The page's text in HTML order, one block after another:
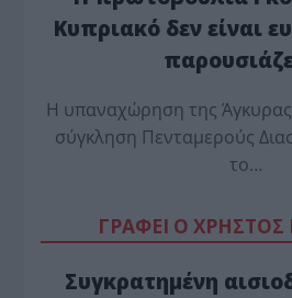
Κυπριακό δεν είναι
Η υπαναχώρηση της
σύγκληση Πενταμερούς
το…
ΓΡΑΦΕΙ Ο
Συγκρατημένη